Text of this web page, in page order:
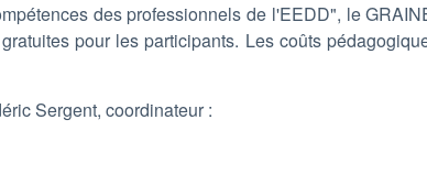
des professionnels de l'EEDD", le
pour les participants. Les coûts
Sergent, coordinateur :